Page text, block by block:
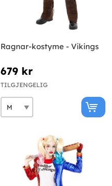
Ragnar-kostyme - Vikings
679 kr
TILGJENGELIG